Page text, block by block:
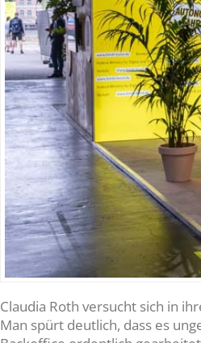
Claudia Roth versucht sich in
Man spürt deutlich, dass es